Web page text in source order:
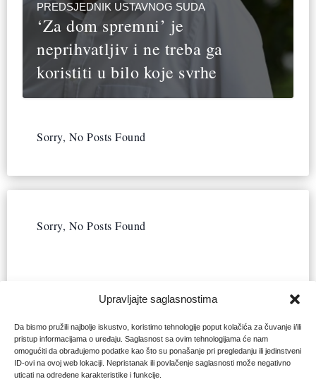
Upravljajte saglasnostima
Da bismo pružili najbolje iskustvo, koristimo tehnologije poput kolačića za čuvanje i/ili
pristup informacijama o uređaju. Saglasnost sa ovim tehnologijama će nam
omogućiti da obrađujemo podatke kao što su ponašanje pri pregledanju ili jedinstveni
ID-ovi na ovoj web lokaciji. Nepristanak ili povlačenje saglasnosti može negativno
uticati na određene karakteristike i funkcije.
PREDSJEDNIK USTAVNOG SUDA
‘Za dom spremni’ je
neprihvatljiv i ne treba ga
koristiti u bilo koje svrhe
Sorry, No Posts Found
Sorry, No Posts Found